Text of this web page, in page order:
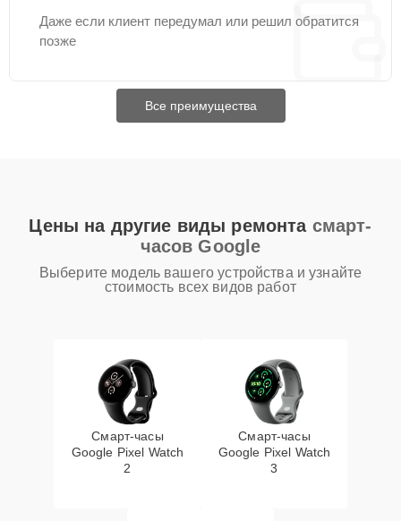
Даже если клиент передумал или решил обратится
позже
Все преимущества
Цены на другие виды ремонта смарт-
часов Google
Выберите модель вашего устройства и узнайте
стоимость всех видов работ
Смарт-часы
Google Pixel Watch
2
Смарт-часы
Google Pixel Watch
3